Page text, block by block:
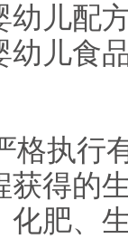
幼儿配
幼儿食
格执行
获得的
化肥、